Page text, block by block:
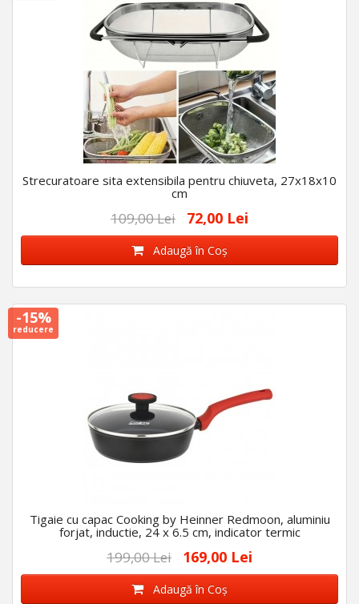
Strecuratoare sita extensibila pentru chiuveta, 27x18x10
cm
109,00 Lei 72,00 Lei
Adaugă în Coş
-15%
reducere
Tigaie cu capac Cooking by Heinner Redmoon, aluminiu
forjat, inductie, 24 x 6.5 cm, indicator termic
199,00 Lei 169,00 Lei
Adaugă în Coş